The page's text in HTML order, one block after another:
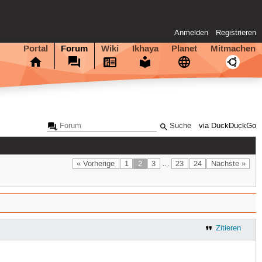
Anmelden Registrieren
Portal Forum Wiki Ikhaya Planet Mitmachen
via DuckDuckGo
« Vorherige 1 2 3 … 23 24 Nächste »
Zitieren